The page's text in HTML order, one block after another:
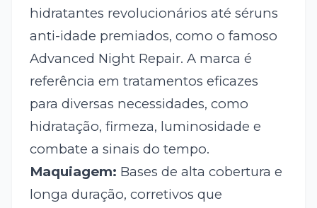
hidratantes revolucionários até séruns
anti-idade premiados, como o famoso
Advanced Night Repair. A marca é
referência em tratamentos eficazes
para diversas necessidades, como
hidratação, firmeza, luminosidade e
combate a sinais do tempo.
Maquiagem: Bases de alta cobertura e
longa duração, corretivos que